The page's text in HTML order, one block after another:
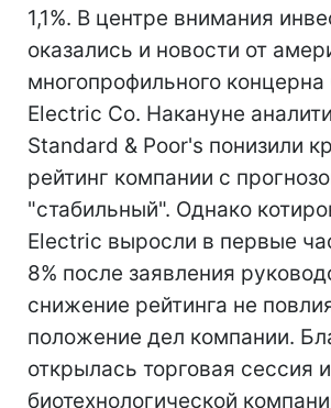
1,1%. В центре внимания
оказались и новости от
многопрофильного концерна
Electric Co. Накануне
Standard & Poor's понизили
рейтинг компании с
"стабильный". Однако
Electric выросли в первые
8% после заявления
снижение рейтинга не
положение дел компании.
открылась торговая сессия
биотехнологической